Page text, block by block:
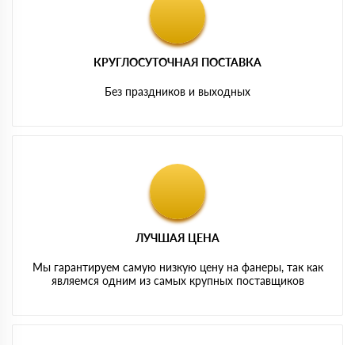
КРУГЛОСУТОЧНАЯ ПОСТАВКА
Без праздников и выходных
ЛУЧШАЯ ЦЕНА
Мы гарантируем самую низкую цену на фанеры, так как
являемся одним из самых крупных поставщиков